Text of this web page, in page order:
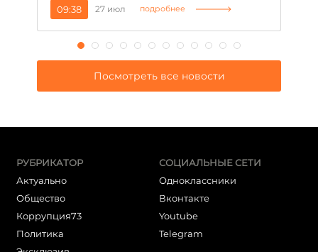
09:38 27 июл подробнее
Посмотреть все новости
РУБРИКАТОР
Актуально
Общество
Коррупция73
Политика
СОЦИАЛЬНЫЕ СЕТИ
Одноклассники
Вконтакте
Youtube
Telegram